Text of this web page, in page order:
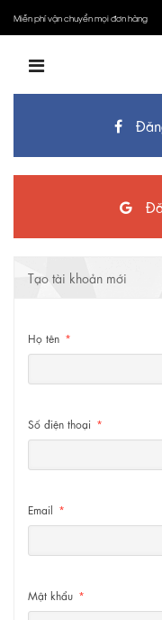
Miễn phí vận chuyển mọi đơn hàng
Tạo tài khoản mới
Họ tên *
Số điện thoại *
Email *
Mật khẩu *